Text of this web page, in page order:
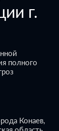
г.
полного
Конаев,